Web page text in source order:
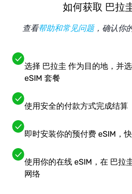
如何获取 巴拉
查看帮助和常见问题，确认你
选择 巴拉圭 作为目的地，并
eSIM 套餐
使用安全的付款方式完成结算
即时安装你的预付费 eSIM，
使用你的在线 eSIM，在 巴拉
网络